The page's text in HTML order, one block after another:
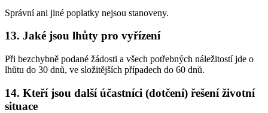
Správní ani jiné poplatky nejsou stanoveny.
13. Jaké jsou lhůty pro vyřízení
Při bezchybně podané žádosti a všech potřebných náležitostí jde o
lhůtu do 30 dnů, ve složitějších případech do 60 dnů.
14. Kteří jsou další účastníci (dotčení) řešení životní
situace